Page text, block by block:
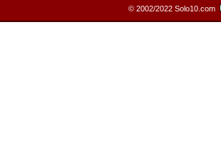
© 2002/2022 Solo10.com